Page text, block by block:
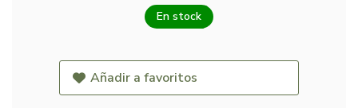
En stock
Añadir a favoritos